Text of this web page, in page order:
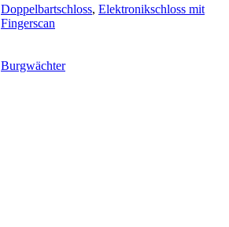
Doppelbartschloss, Elektronikschloss mit
Fingerscan
Burgwächter